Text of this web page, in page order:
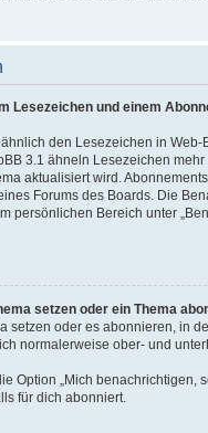
Lesezeichen und einem
den Lesezeichen in
3.1 ähneln Lesezeichen
aktualisiert wird.
Forums des Boards. Die
persönlichen Bereich unter
setzen oder ein Thema
setzen oder es abonnieren, in
normalerweise ober- und
Option „Mich benachrichtigen,
für dich abonniert.